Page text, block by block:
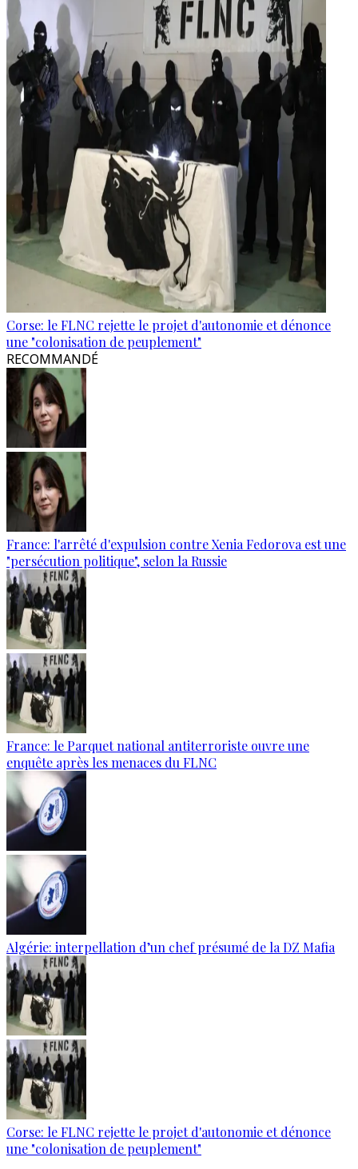
Corse: le FLNC rejette le projet d'autonomie et dénonce
une "colonisation de peuplement"
RECOMMANDÉ
France: l'arrêté d'expulsion contre Xenia Fedorova est une
"persécution politique", selon la Russie
France: le Parquet national antiterroriste ouvre une
enquête après les menaces du FLNC
Algérie: interpellation d’un chef présumé de la DZ Mafia
Corse: le FLNC rejette le projet d'autonomie et dénonce
une "colonisation de peuplement"